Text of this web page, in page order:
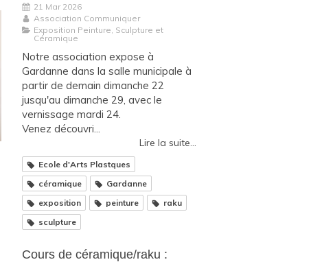
21 Mar 2026
Association Communiquer
Exposition Peinture, Sculpture et
Céramique
Notre association expose à
Gardanne dans la salle municipale à
partir de demain dimanche 22
jusqu'au dimanche 29, avec le
vernissage mardi 24.
Venez découvri...
Lire la suite...
Ecole d'Arts Plastques
céramique
Gardanne
exposition
peinture
raku
sculpture
Cours de céramique/raku :